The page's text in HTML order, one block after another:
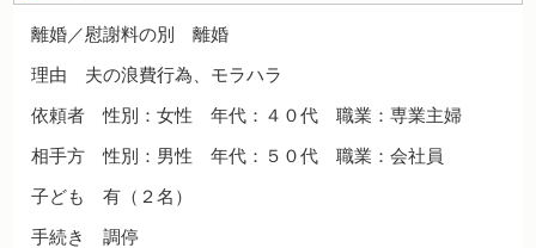
離婚／慰謝料の別 離婚
理由 夫の浪費行為、モラハラ
依頼者 性別：女性 年代：４０代 職業：専業主婦
相手方 性別：男性 年代：５０代 職業：会社員
子ども 有（２名）
手続き 調停